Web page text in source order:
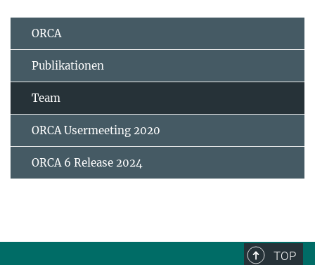
ORCA
Publikationen
Team
ORCA Usermeeting 2020
ORCA 6 Release 2024
TOP